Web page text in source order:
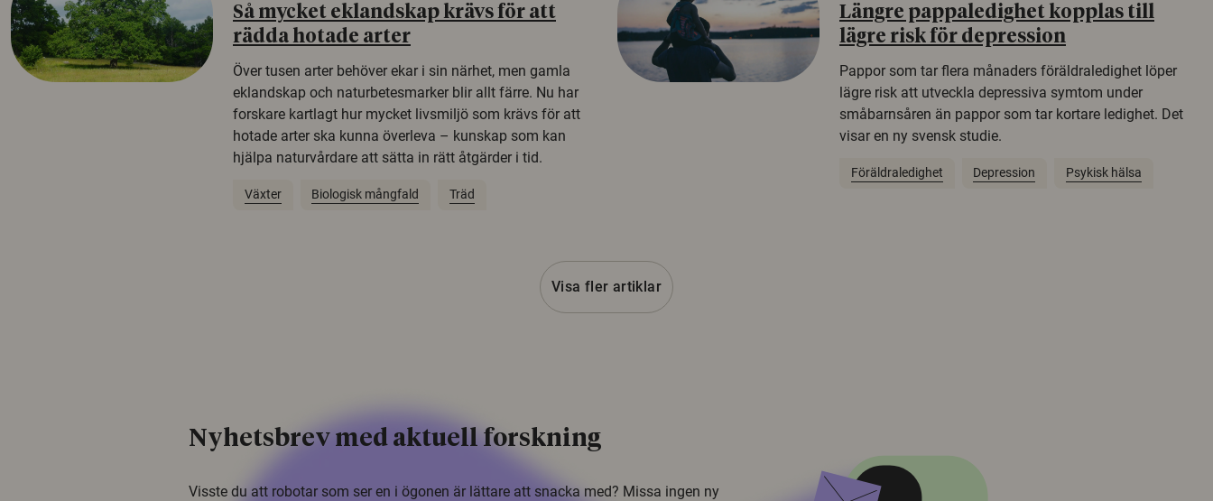
Så mycket eklandskap krävs för att
rädda hotade arter
Över tusen arter behöver ekar i sin närhet, men gamla
eklandskap och naturbetesmarker blir allt färre. Nu har
forskare kartlagt hur mycket livsmiljö som krävs för att
hotade arter ska kunna överleva – kunskap som kan
hjälpa naturvårdare att sätta in rätt åtgärder i tid.
Växter Biologisk mångfald Träd
Längre pappaledighet kopplas till
lägre risk för depression
Pappor som tar flera månaders föräldraledighet löper
lägre risk att utveckla depressiva symtom under
småbarnsåren än pappor som tar kortare ledighet. Det
visar en ny svensk studie.
Föräldraledighet Depression Psykisk hälsa
Visa fler artiklar
Nyhetsbrev med aktuell forskning
Visste du att robotar som ser en i ögonen är lättare att snacka med? Missa ingen ny